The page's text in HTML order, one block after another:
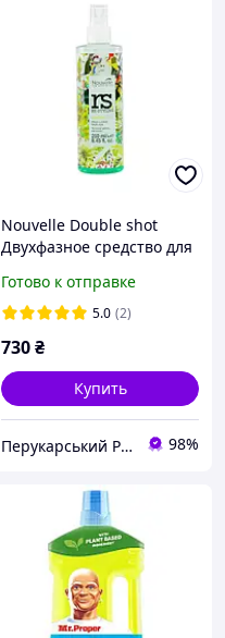
Nouvelle Double shot
Двухфазное средство для
волос 250мл
Готово к отправке
5.0 (2)
730₴
Купить
Перукарський Рай 98%